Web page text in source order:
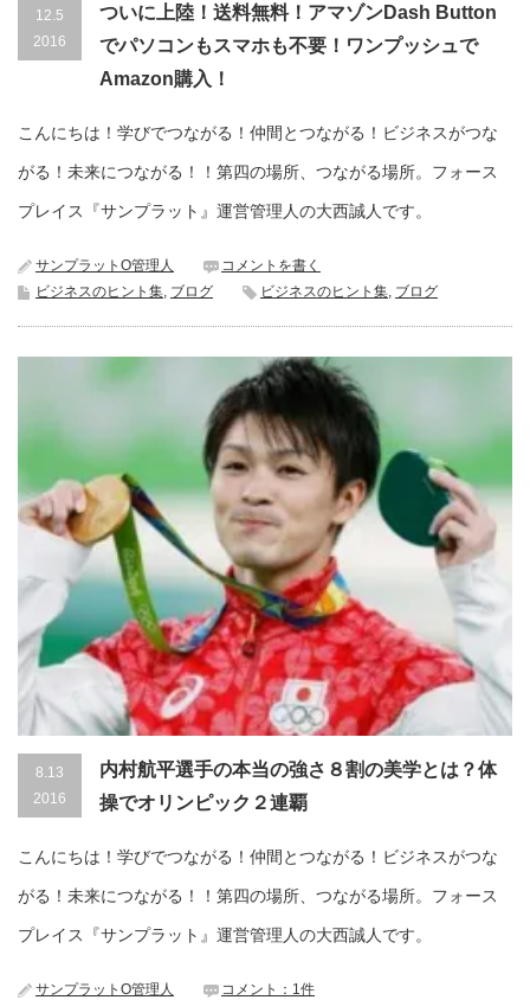
12.5
2016
ついに上陸！送料無料！アマゾンDash Button
でパソコンもスマホも不要！ワンプッシュで
Amazon購入！
こんにちは！学びでつながる！仲間とつながる！ビジネスがつな
がる！未来につながる！！第四の場所、つながる場所。フォース
プレイス『サンプラット』運営管理人の大西誠人です。
サンプラットO管理人
コメントを書く
ビジネスのヒント集, ブログ ビジネスのヒント集, ブログ
8.13
2016
内村航平選手の本当の強さ８割の美学とは？体
操でオリンピック２連覇
こんにちは！学びでつながる！仲間とつながる！ビジネスがつな
がる！未来につながる！！第四の場所、つながる場所。フォース
プレイス『サンプラット』運営管理人の大西誠人です。
サンプラットO管理人
コメント：1件